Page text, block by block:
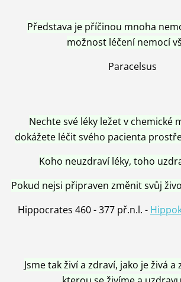
Představa je příčinou mnoha
možnost léčení nemocí
Paracelsus
Nechte své léky ležet v chemické
dokážete léčit svého pacienta
Koho neuzdraví léky, toho
Pokud nejsi připraven změnit svůj
Hippocrates 460 - 377 př.n.l. -
Jsme tak živí a zdraví, jako je živá a